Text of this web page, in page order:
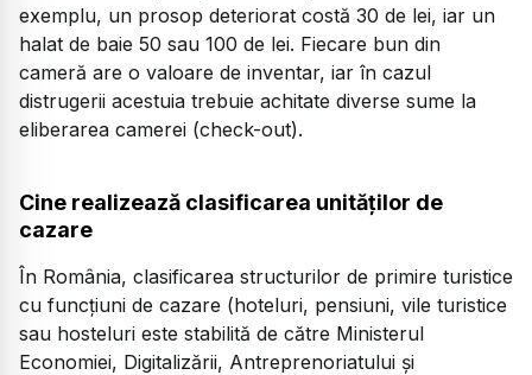
exemplu, un prosop deteriorat costă 30 de lei, iar un
halat de baie 50 sau 100 de lei. Fiecare bun din
cameră are o valoare de inventar, iar în cazul
distrugerii acestuia trebuie achitate diverse sume la
eliberarea camerei (check-out).
Cine realizează clasificarea unităților de
cazare
În România, clasificarea structurilor de primire turistice
cu funcțiuni de cazare (hoteluri, pensiuni, vile turistice
sau hosteluri este stabilită de către Ministerul
Economiei, Digitalizării, Antreprenoriatului și